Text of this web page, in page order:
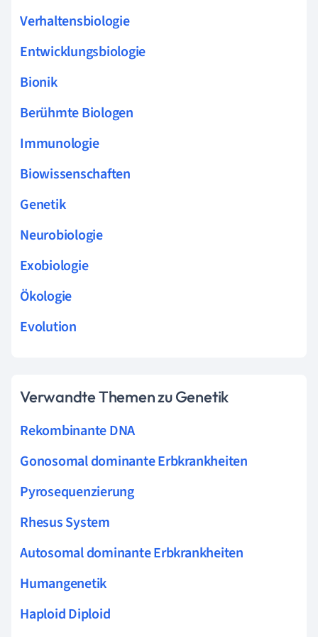
Verhaltensbiologie
Entwicklungsbiologie
Bionik
Berühmte Biologen
Immunologie
Biowissenschaften
Genetik
Neurobiologie
Exobiologie
Ökologie
Evolution
Verwandte Themen zu Genetik
Rekombinante DNA
Gonosomal dominante Erbkrankheiten
Pyrosequenzierung
Rhesus System
Autosomal dominante Erbkrankheiten
Humangenetik
Haploid Diploid